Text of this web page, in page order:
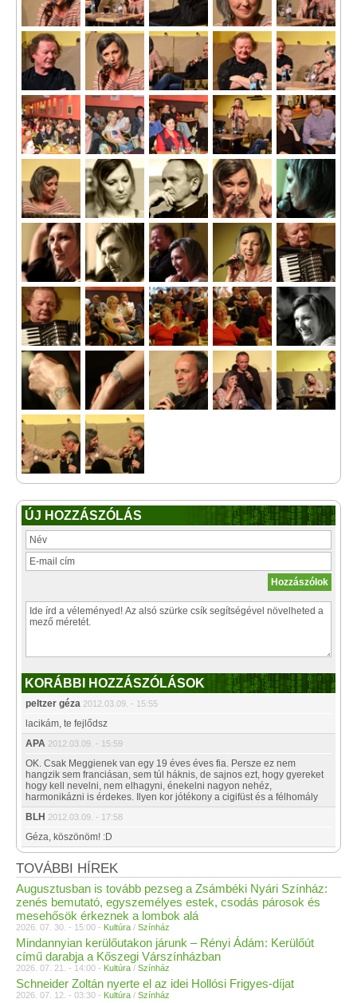
ÚJ HOZZÁSZÓLÁS
KORÁBBI HOZZÁSZÓLÁSOK
peltzer géza 2012.03.09. - 15:55
lacikám, te fejlődsz
APA 2012.03.09. - 15:59
OK. Csak Meggienek van egy 19 éves éves fia. Persze ez nem
hangzik sem franciásan, sem túl háknis, de sajnos ezt, hogy gyereket
hogy kell nevelni, nem elhagyni, énekelni nagyon nehéz,
harmonikázni is érdekes. Ilyen kor jótékony a cigifüst és a félhomály
BLH 2012.03.09. - 17:58
Géza, köszönöm! :D
TOVÁBBI HÍREK
Augusztusban is tovább pezseg a Zsámbéki Nyári Színház:
zenés bemutató, egyszemélyes estek, csodás párosok és
mesehősök érkeznek a lombok alá
2026. 07. 30. - 15:00 - Kultúra / Színház
Mindannyian kerülőutakon járunk – Rényi Ádám: Kerülőút
című darabja a Kőszegi Várszínházban
2026. 07. 21. - 14:00 - Kultúra / Színház
Schneider Zoltán nyerte el az idei Hollósi Frigyes-díjat
2026. 07. 12. - 03:30 - Kultúra / Színház